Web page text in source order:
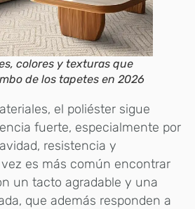
colores y texturas que
de los tapetes en 2026
el poliéster sigue
fuerte, especialmente por
resistencia y
es más común encontrar
un tacto agradable y una
que además responden a